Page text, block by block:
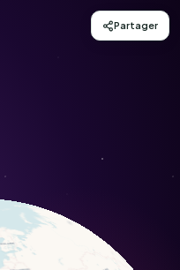
(Malva alcea) -
Partager